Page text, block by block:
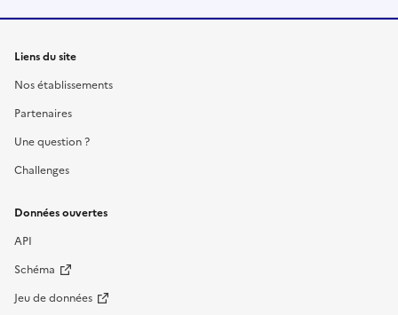
Liens du site
Nos établissements
Partenaires
Une question ?
Challenges
Données ouvertes
API
Schéma
Jeu de données